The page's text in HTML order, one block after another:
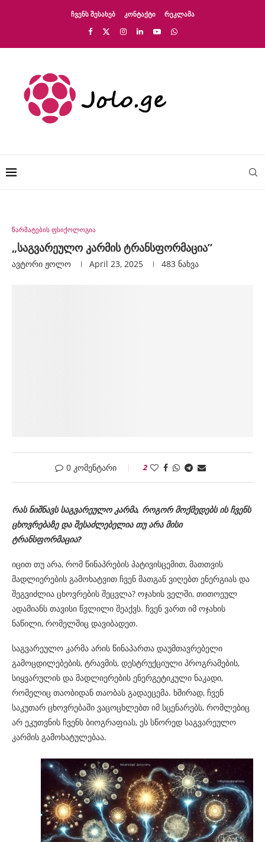
ᲩᲕᲔᲜᲡ ᲨᲔᲡᲐᲮᲔᲑ ᲙᲝᲜᲢᲐᲥᲢᲘ ᲠᲔᲙᲚᲐᲛᲐ
წარმატების ფსიქოლოგია
„საგვარეულო კარმის ტრანსფორმაცია”
ავტორი Ჟოლო April 23, 2025 483 ნახვა
0 კომენტარი 2
რას ნიშნავს საგვარეულო კარმა, როგორ მოქმედებს ის ჩვენს
ცხოვრებაზე და შესაძლებელია თუ არა მისი
ტრანსფორმაცია?
იცით თუ არა, რომ წინაპრების პატივისცემით, მათთვის
მადლიერების გამოხატვით ჩვენ მათგან ვიღებთ ენერგიას და
შეგვიძლია ცხოვრების შეცვლა? ოჯახის ველში, თითოეულ
ადამიანს თავისი წვლილი შეაქვს. ჩვენ ვართ იმ ოჯახის
ნაწილი, რომელშიც დავიბადეთ.
საგვარეულო კარმა არის წინაპართა დაუმთავრებელი
გამოცდილებების, ტრავმის, დესტრუქციული პროგრამების,
სიყვარულის და მადლიერების ენერგეტიკული ნაკადი,
რომელიც თაობიდან თაობას გადაეცემა. ხშირად, ჩვენ
საკუთარ ცხოვრებაში ვაცოცხლებთ იმ სცენარებს, რომლებიც
არ ეკუთვნის ჩვენს ბიოგრაფიას, ეს სწორედ საგვარეულო
კარმის გამოხატულებაა.